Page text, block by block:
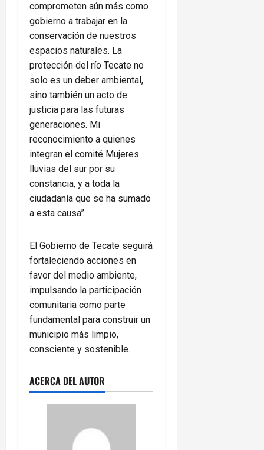
comprometen aún más como
gobierno a trabajar en la
conservación de nuestros
espacios naturales. La
protección del río Tecate no
solo es un deber ambiental,
sino también un acto de
justicia para las futuras
generaciones. Mi
reconocimiento a quienes
integran el comité Mujeres
lluvias del sur por su
constancia, y a toda la
ciudadanía que se ha sumado
a esta causa”.
El Gobierno de Tecate seguirá
fortaleciendo acciones en
favor del medio ambiente,
impulsando la participación
comunitaria como parte
fundamental para construir un
municipio más limpio,
consciente y sostenible.
ACERCA DEL AUTOR